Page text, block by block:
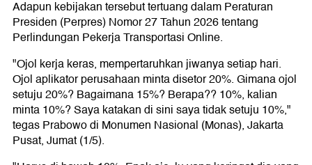
Adapun kebijakan tersebut tertuang dalam Peraturan
Presiden (Perpres) Nomor 27 Tahun 2026 tentang
Perlindungan Pekerja Transportasi Online.
"Ojol kerja keras, mempertaruhkan jiwanya setiap hari.
Ojol aplikator perusahaan minta disetor 20%. Gimana ojol
setuju 20%? Bagaimana 15%? Berapa?? 10%, kalian
minta 10%? Saya katakan di sini saya tidak setuju 10%,"
tegas Prabowo di Monumen Nasional (Monas), Jakarta
Pusat, Jumat (1/5).